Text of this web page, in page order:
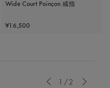
Wide Court Poinçon 戒指
Original price
¥16,500
1/2